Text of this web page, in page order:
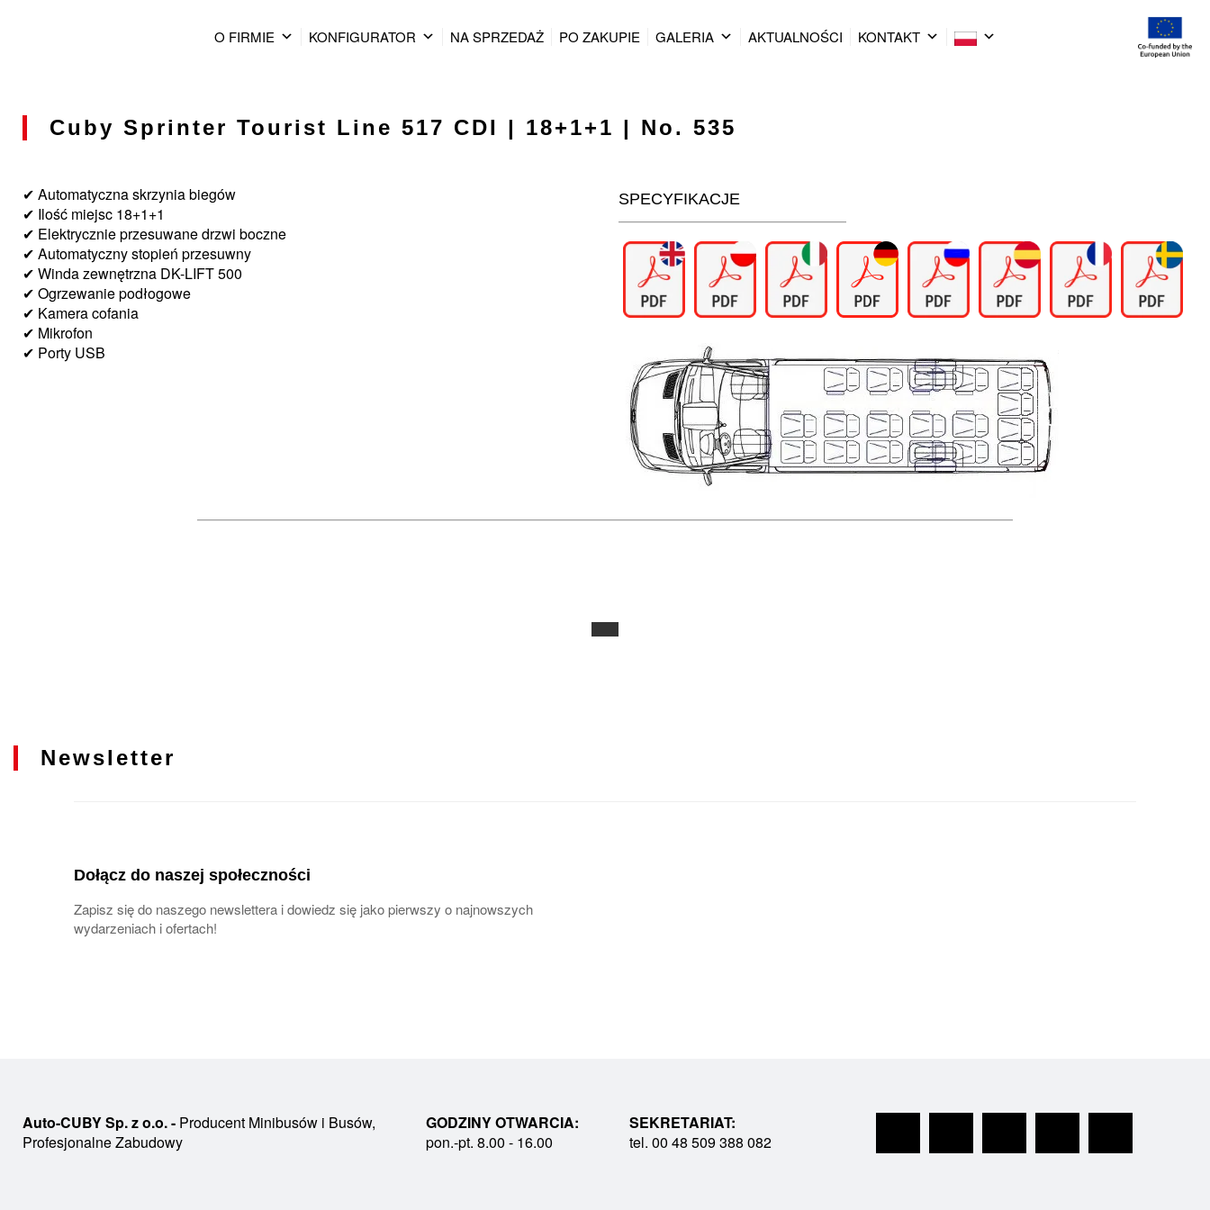
O FIRMIE KONFIGURATOR NA SPRZEDAŻ PO ZAKUPIE GALERIA AKTUALNOŚCI KONTAKT
Cuby Sprinter Tourist Line 517 CDI | 18+1+1 | No. 535
✔ Automatyczna skrzynia biegów
✔ Ilość miejsc 18+1+1
✔ Elektrycznie przesuwane drzwi boczne
✔ Automatyczny stopień przesuwny
✔ Winda zewnętrzna DK-LIFT 500
✔ Ogrzewanie podłogowe
✔ Kamera cofania
✔ Mikrofon
✔ Porty USB
SPECYFIKACJE
Newsletter
Dołącz do naszej społeczności
Zapisz się do naszego newslettera i dowiedz się jako pierwszy o najnowszych
wydarzeniach i ofertach!
Auto-CUBY Sp. z o.o. - Producent Minibusów i Busów,
Profesjonalne Zabudowy
GODZINY OTWARCIA:
pon.-pt. 8.00 - 16.00
SEKRETARIAT:
tel. 00 48 509 388 082